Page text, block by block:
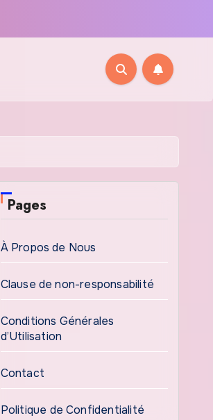
Pages
À Propos de Nous
Clause de non-responsabilité
Conditions Générales
d’Utilisation
Contact
Politique de Confidentialité